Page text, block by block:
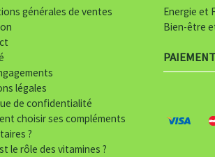
générales de ventes
légales
de confidentialité
choisir ses compléments
?
le rôle des vitamines ?
Energie et
Bien-être
p